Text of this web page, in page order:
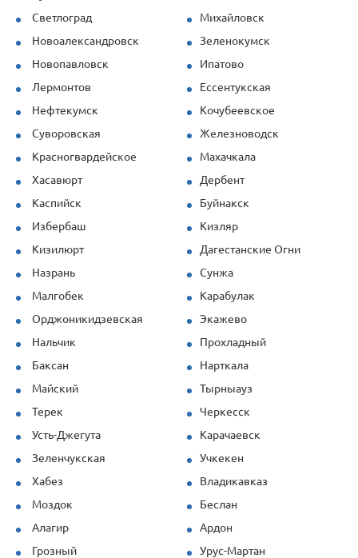
Светлоград
Михайловск
Новоалександровск
Зеленокумск
Новопавловск
Ипатово
Лермонтов
Ессентукская
Нефтекумск
Кочубеевское
Суворовская
Железноводск
Красногвардейское
Махачкала
Хасавюрт
Дербент
Каспийск
Буйнакск
Избербаш
Кизляр
Кизилюрт
Дагестанские Огни
Назрань
Сунжа
Малгобек
Карабулак
Орджоникидзевская
Экажево
Нальчик
Прохладный
Баксан
Нарткала
Майский
Тырныауз
Терек
Черкесск
Усть-Джегута
Карачаевск
Зеленчукская
Учкекен
Хабез
Владикавказ
Моздок
Беслан
Алагир
Ардон
Грозный
Урус-Мартан